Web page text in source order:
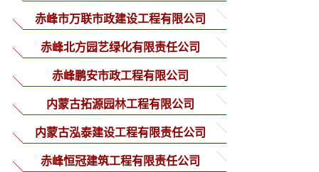
赤峰市万联市政建设工程有限公司
赤峰北方园艺绿化有限责任公司
赤峰鹏安市政工程有限公司
内蒙古拓源园林工程有限公司
内蒙古泓泰建设工程有限责任公司
赤峰恒冠建筑工程有限责任公司